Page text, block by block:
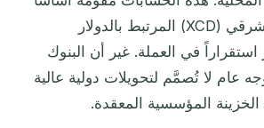
بالدولار الكاريبي الشرقي (XCD) المرتبط بالدولار
استقراراً في العملة. غير أن البنوك
عام لا تُصمَّم لتحويلات دولية عالية
الخزينة المؤسسية المعقدة.